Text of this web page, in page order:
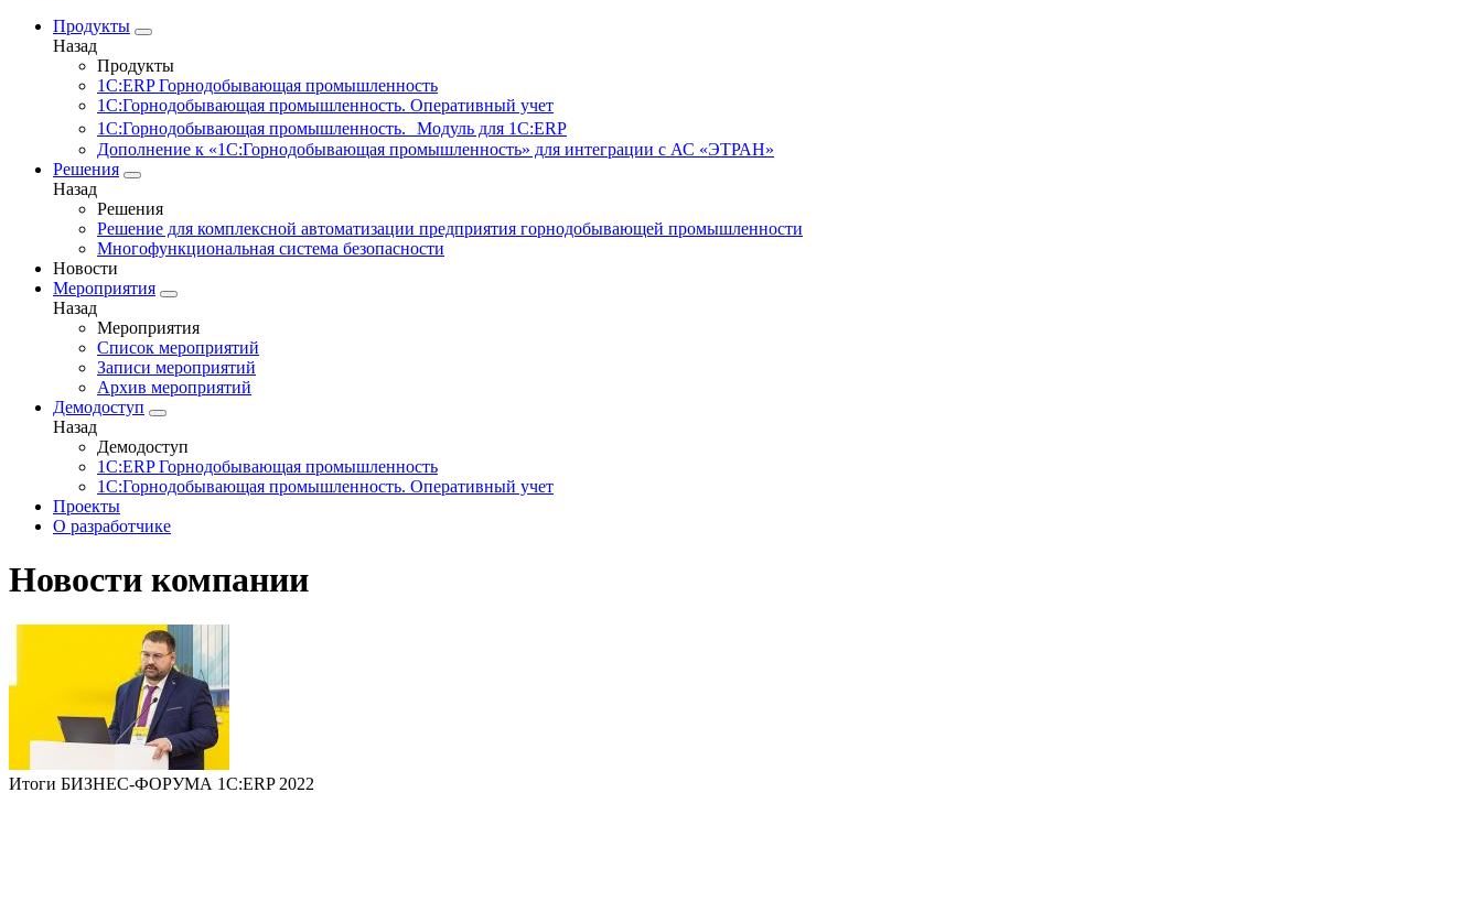
Продукты
Назад
Продукты
1С:ERP Горнодобывающая промышленность
1С:Горнодобывающая промышленность. Оперативный учет
1С:Горнодобывающая промышленность. Модуль для 1С:ERP
Дополнение к «1С:Горнодобывающая промышленность» для интеграции с АС «ЭТРАН»
Решения
Назад
Решения
Решение для комплексной автоматизации предприятия горнодобывающей промышленности
Многофункциональная система безопасности
Новости
Мероприятия
Назад
Мероприятия
Список мероприятий
Записи мероприятий
Архив мероприятий
Демодоступ
Назад
Демодоступ
1С:ERP Горнодобывающая промышленность
1С:Горнодобывающая промышленность. Оперативный учет
Проекты
О разработчике
Новости компании
Итоги БИЗНЕС-ФОРУМА 1С:ERP 2022